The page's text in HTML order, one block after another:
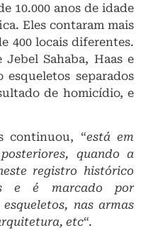
10.000 anos de idade
Eles contaram mais
400 locais diferentes.
Sahaba, Haas e
separados
de homicídio, e
continuou, “está em
quando a
registro histórico
e é marcado por
nas armas
etc“.